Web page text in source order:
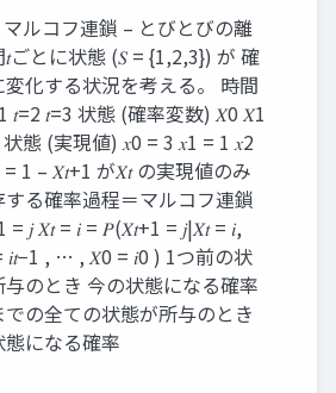
ルコフ連鎖 – とびとびの離
ごとに状態 (𝑆 = {1,2,3}) が 確
化する状況を考える。 時間
𝑡=2 𝑡=3 状態 (確率変数) 𝑋0 𝑋1
態 (実現値) 𝑥0 = 3 𝑥1 = 1 𝑥2
= 1 – 𝑋𝑡+1 が𝑋𝑡 の実現値のみ
する確率過程＝マルコフ連鎖
= 𝑗 𝑋𝑡 = 𝑖 = 𝑃(𝑋𝑡+1 = 𝑗|𝑋𝑡 = 𝑖,
𝑖𝑡−1 , … , 𝑋0 = 𝑖0 ) 1つ前の状
のとき 今の状態になる確率
での全ての状態が所与のとき
になる確率